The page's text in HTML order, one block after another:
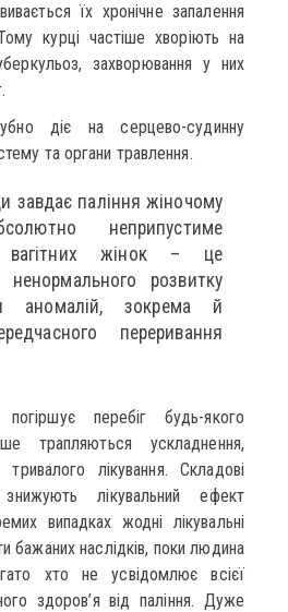
їх хронічне запалення
курці частіше хворіють на
захворювання у них
діє на серцево-судинну
та органи травлення.
завдає паління жіночому
неприпустиме
вагітних жінок – це
розвитку
аномалій, зокрема й
переривання
перебіг будь-якого
трапляються ускладнення,
лікування. Складові
лікувальний ефект
випадках жодні лікувальні
бажаних наслідків, поки людина
хто не усвідомлює всієї
здоров’я від паління. Дуже